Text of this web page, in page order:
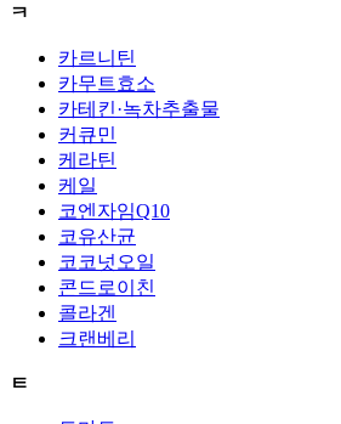
ㅋ
카르니틴
카무트효소
카테킨·녹차추출물
커큐민
케라틴
케일
코엔자임Q10
코유산균
코코넛오일
콘드로이친
콜라겐
크랜베리
ㅌ